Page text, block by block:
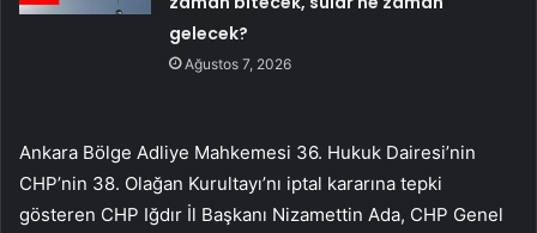
gelecek?
Ağustos 7, 2026
Ankara Bölge Adliye Mahkemesi 36. Hukuk Dairesi’nin
CHP’nin 38. Olağan Kurultayı’nı iptal kararına tepki
gösteren CHP Iğdır İl Başkanı Nizamettin Ada, CHP Genel